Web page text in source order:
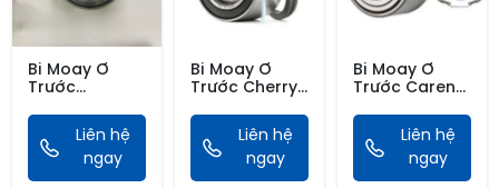
Bi Moay Ơ
Trước
18, Fiesta, Có
Vành Từ ABS
Liên hệ
ngay
Bi Moay Ơ
Trước Cherry
18, Spark 10-
Liên hệ
ngay
Bi Moay Ơ
Trước Carens
Sonata,
Tucson 04-15,
Optima 10-16,
Rondo 06-17,
Liên hệ
ngay